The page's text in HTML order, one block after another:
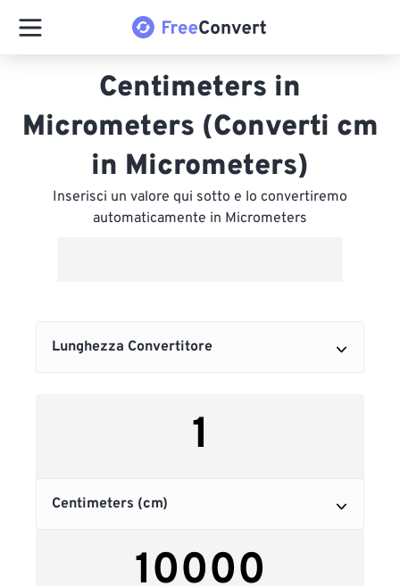
Centimeters in
Micrometers (Converti cm
in Micrometers)
Inserisci un valore qui sotto e lo convertiremo
automaticamente in Micrometers